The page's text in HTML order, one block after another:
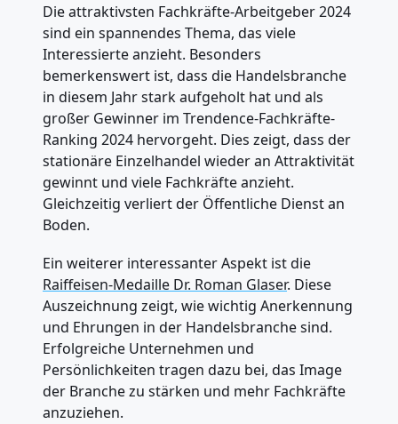
Die attraktivsten Fachkräfte-Arbeitgeber 2024
sind ein spannendes Thema, das viele
Interessierte anzieht. Besonders
bemerkenswert ist, dass die Handelsbranche
in diesem Jahr stark aufgeholt hat und als
großer Gewinner im Trendence-Fachkräfte-
Ranking 2024 hervorgeht. Dies zeigt, dass der
stationäre Einzelhandel wieder an Attraktivität
gewinnt und viele Fachkräfte anzieht.
Gleichzeitig verliert der Öffentliche Dienst an
Boden.
Ein weiterer interessanter Aspekt ist die
Raiffeisen-Medaille Dr. Roman Glaser. Diese
Auszeichnung zeigt, wie wichtig Anerkennung
und Ehrungen in der Handelsbranche sind.
Erfolgreiche Unternehmen und
Persönlichkeiten tragen dazu bei, das Image
der Branche zu stärken und mehr Fachkräfte
anzuziehen.